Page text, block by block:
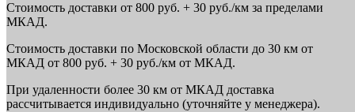
Стоимость доставки от 800 руб. + 30 руб./км за пределами
МКАД.
Стоимость доставки по Московской области до 30 км от
МКАД от 800 руб. + 30 руб./км от МКАД.
При удаленности более 30 км от МКАД доставка
рассчитывается индивидуально (уточняйте у менеджера).